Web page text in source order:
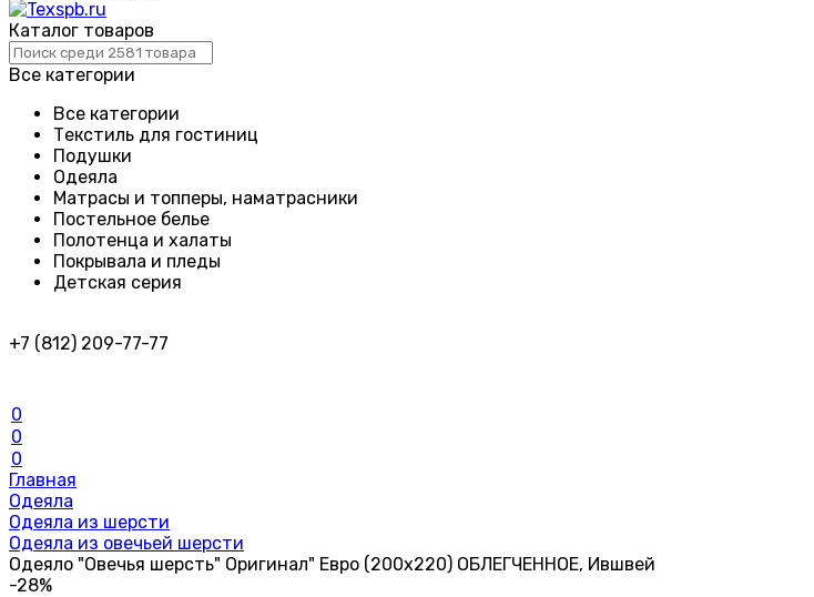
Каталог товаров
Все категории
Все категории
Текстиль для гостиниц
Подушки
Одеяла
Матрасы и топперы, наматрасники
Постельное белье
Полотенца и халаты
Покрывала и пледы
Детская серия
+7 (812) 209-77-77
0
0
0
Главная
Одеяла
Одеяла из шерсти
Одеяла из овечьей шерсти
Одеяло "Овечья шерсть" Оригинал" Евро (200х220) ОБЛЕГЧЕННОЕ, Ившвей
-28%